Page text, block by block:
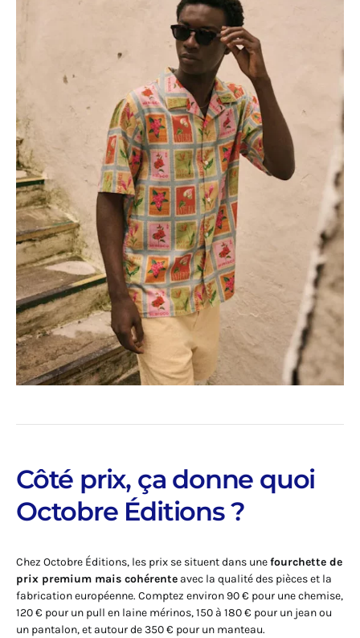
Côté prix, ça donne quoi
Octobre Éditions ?
Chez Octobre Éditions, les prix se situent dans unefourchette de
prix premium mais cohérente avec la qualité des pièces et la
fabrication européenne. Comptez environ 90 € pour une chemise,
120 € pour un pull en laine mérinos, 150 à 180 € pour un jean ou
un pantalon, et autour de 350 € pour un manteau.